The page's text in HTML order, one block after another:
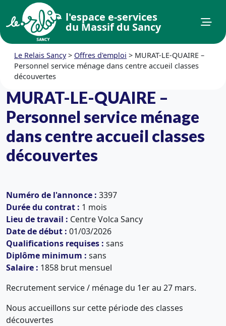
l'espace e-services
du Massif du Sancy
Le Relais Sancy> Offres d'emploi > MURAT-LE-QUAIRE –
Personnel service ménage dans centre accueil classes
découvertes
MURAT-LE-QUAIRE –
Personnel service ménage
dans centre accueil classes
découvertes
Numéro de l'annonce : 3397
Durée du contrat : 1 mois
Lieu de travail : Centre Volca Sancy
Date de début : 01/03/2026
Qualifications requises : sans
Diplôme minimum : sans
Salaire : 1858 brut mensuel
Recrutement service / ménage du 1er au 27 mars.
Nous accueillons sur cette période des classes
découvertes